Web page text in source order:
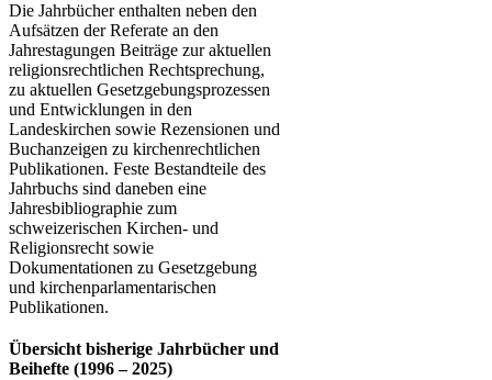
Die Jahrbücher enthalten neben den
Aufsätzen der Referate an den
Jahrestagungen Beiträge zur aktuellen
religionsrechtlichen Rechtsprechung,
zu aktuellen Gesetzgebungsprozessen
und Entwicklungen in den
Landeskirchen sowie Rezensionen und
Buchanzeigen zu kirchenrechtlichen
Publikationen. Feste Bestandteile des
Jahrbuchs sind daneben eine
Jahresbibliographie zum
schweizerischen Kirchen- und
Religionsrecht sowie
Dokumentationen zu Gesetzgebung
und kirchenparlamentarischen
Publikationen.
Übersicht bisherige Jahrbücher und
Beihefte (1996 – 2025)